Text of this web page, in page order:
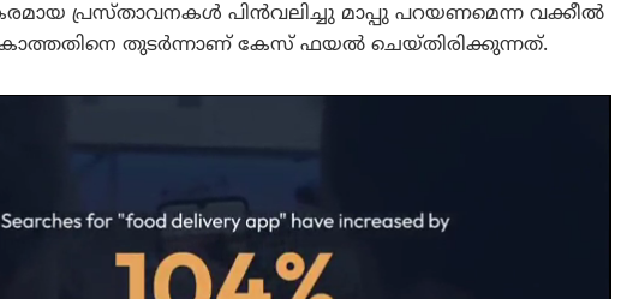
പ്രസ്താവനകൾ പിൻവലിച്ചു മാപ്പു പറയണമെന്ന വക്കീൽ
തുടർന്നാണ് കേസ് ഫയൽ ചെയ്തിരിക്കുന്നത്.